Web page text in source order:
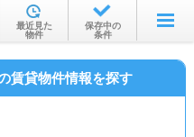
探す
・駅から
最近見た
物件
保存中の
条件
賃貸物件情報を探す